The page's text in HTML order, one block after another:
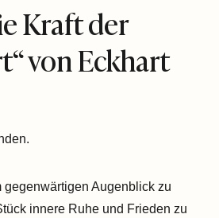
Kraft der
“ von Eckhart
gegenwärtigen Augenblick zu
innere Ruhe und Frieden zu